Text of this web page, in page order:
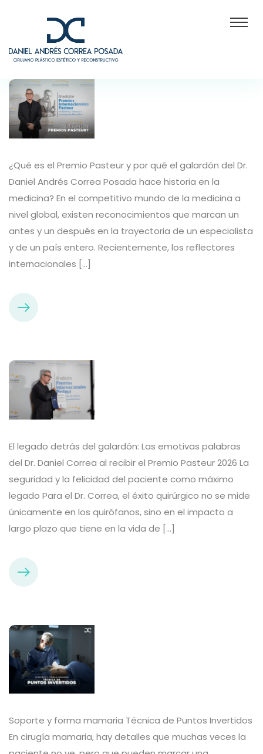
¿Qué es el Premio Pasteur y por qué el galardón del Dr.
Daniel Andrés Correa Posada hace historia en la
medicina? En el competitivo mundo de la medicina a
nivel global, existen reconocimientos que marcan un
antes y un después en la trayectoria de un especialista
y de un país entero. Recientemente, los reflectores
internacionales […]
El legado detrás del galardón: Las emotivas palabras
del Dr. Daniel Correa al recibir el Premio Pasteur 2026 La
seguridad y la felicidad del paciente como máximo
legado Para el Dr. Correa, el éxito quirúrgico no se mide
únicamente en los quirófanos, sino en el impacto a
largo plazo que tiene en la vida de […]
Soporte y forma mamaria Técnica de Puntos Invertidos
En cirugía mamaria, hay detalles que muchas veces la